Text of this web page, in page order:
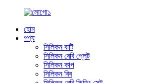
হোম
পণ্য
সিলিকন বাটি
সিলিকন বেবি প্লেট
সিলিকন কাপ
সিলিকন বিব